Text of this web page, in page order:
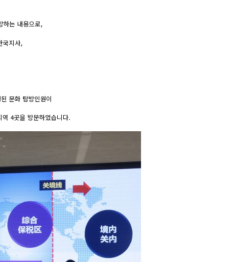
하는 내용으로,
국지사,
문화 탐방인원이
4곳을 방문하였습니다.